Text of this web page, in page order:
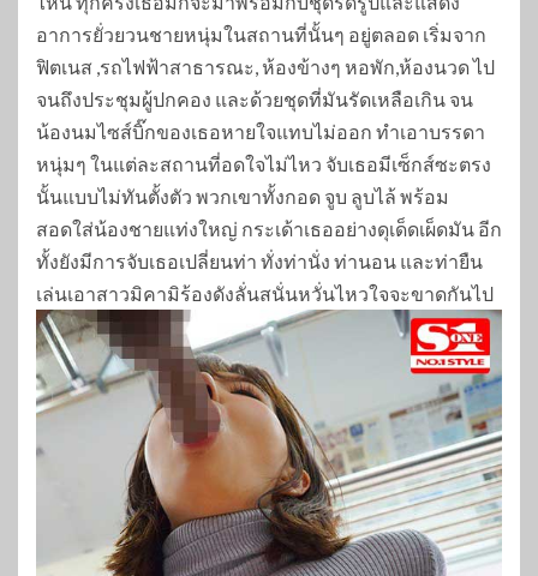
อาการยั่วยวนชายหนุ่มในสถานที่นั้นๆ อยู่ตลอด เริ่มจาก
ฟิตเนส ,รถไฟฟ้าสาธารณะ, ห้องข้างๆ หอพัก,ห้องนวด ไป
จนถึงประชุมผู้ปกคอง และด้วยชุดที่มันรัดเหลือเกิน จน
น้องนมไซส์บิ๊กของเธอหายใจแทบไม่ออก ทำเอาบรรดา
หนุ่มๆ ในแต่ละสถานที่อดใจไม่ไหว จับเธอมีเซ็กส์ซะตรง
นั้นแบบไม่ทันตั้งตัว พวกเขาทั้งกอด จูบ ลูบไล้ พร้อม
สอดใส่น้องชายแท่งใหญ่ กระเด้าเธออย่างดุเด็ดเผ็ดมัน อีก
ทั้งยังมีการจับเธอเปลี่ยนท่า ทั่งท่านั่ง ท่านอน และท่ายืน
เล่นเอาสาวมิคามิร้องดังลั่นสนั่นหวั่นไหวใจจะขาดกันไป